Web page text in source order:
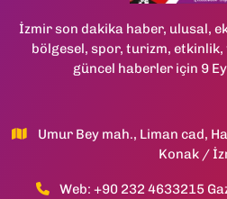
İzmir son dakika haber, ulusal,
bölgesel, spor, turizm,
güncel haberler için 9
Umur Bey mah., Liman cad,
Konak /
Web: +90 232 4633215